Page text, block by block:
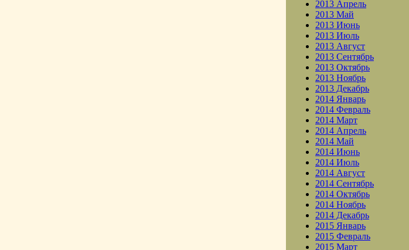
2013 Апрель
2013 Май
2013 Июнь
2013 Июль
2013 Август
2013 Сентябрь
2013 Октябрь
2013 Ноябрь
2013 Декабрь
2014 Январь
2014 Февраль
2014 Март
2014 Апрель
2014 Май
2014 Июнь
2014 Июль
2014 Август
2014 Сентябрь
2014 Октябрь
2014 Ноябрь
2014 Декабрь
2015 Январь
2015 Февраль
2015 Март